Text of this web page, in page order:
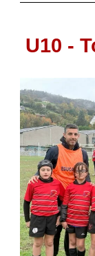
U10 -